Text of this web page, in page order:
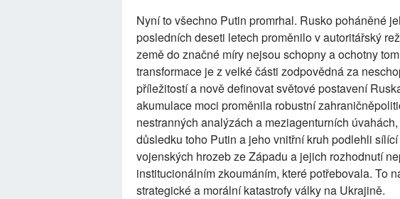
Nyní to všechno Putin promrhal. Rusko poháněné
posledních deseti letech proměnilo v autoritářský
země do značné míry nejsou schopny a ochotny
transformace je z velké části zodpovědná za
příležitostí a nově definovat světové postavení
akumulace moci proměnila robustní
nestranných analýzách a meziagenturních
důsledku toho Putin a jeho vnitřní kruh podlehli
vojenských hrozeb ze Západu a jejich rozhodnutí
institucionálním zkoumáním, které potřebovala. To
strategické a morální katastrofy války na Ukrajině.